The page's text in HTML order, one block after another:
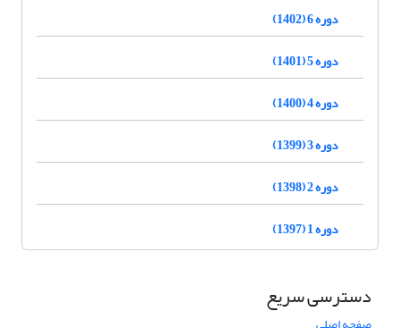
دوره 6 (1402)
دوره 5 (1401)
دوره 4 (1400)
دوره 3 (1399)
دوره 2 (1398)
دوره 1 (1397)
دسترسی سریع